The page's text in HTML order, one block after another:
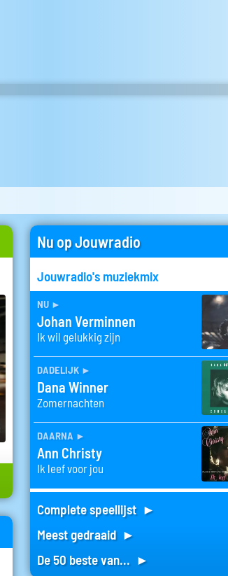
Nu op Jouwradio
Jouwradio's muziekmix
nu ►
Johan Verminnen
Ik wil gelukkig zijn
dadelijk ►
Dana Winner
Zomernachten
daarna ►
Ann Christy
Ik leef voor jou
Complete speellijst ►
Meest gedraaid ►
De 50 beste van... ►